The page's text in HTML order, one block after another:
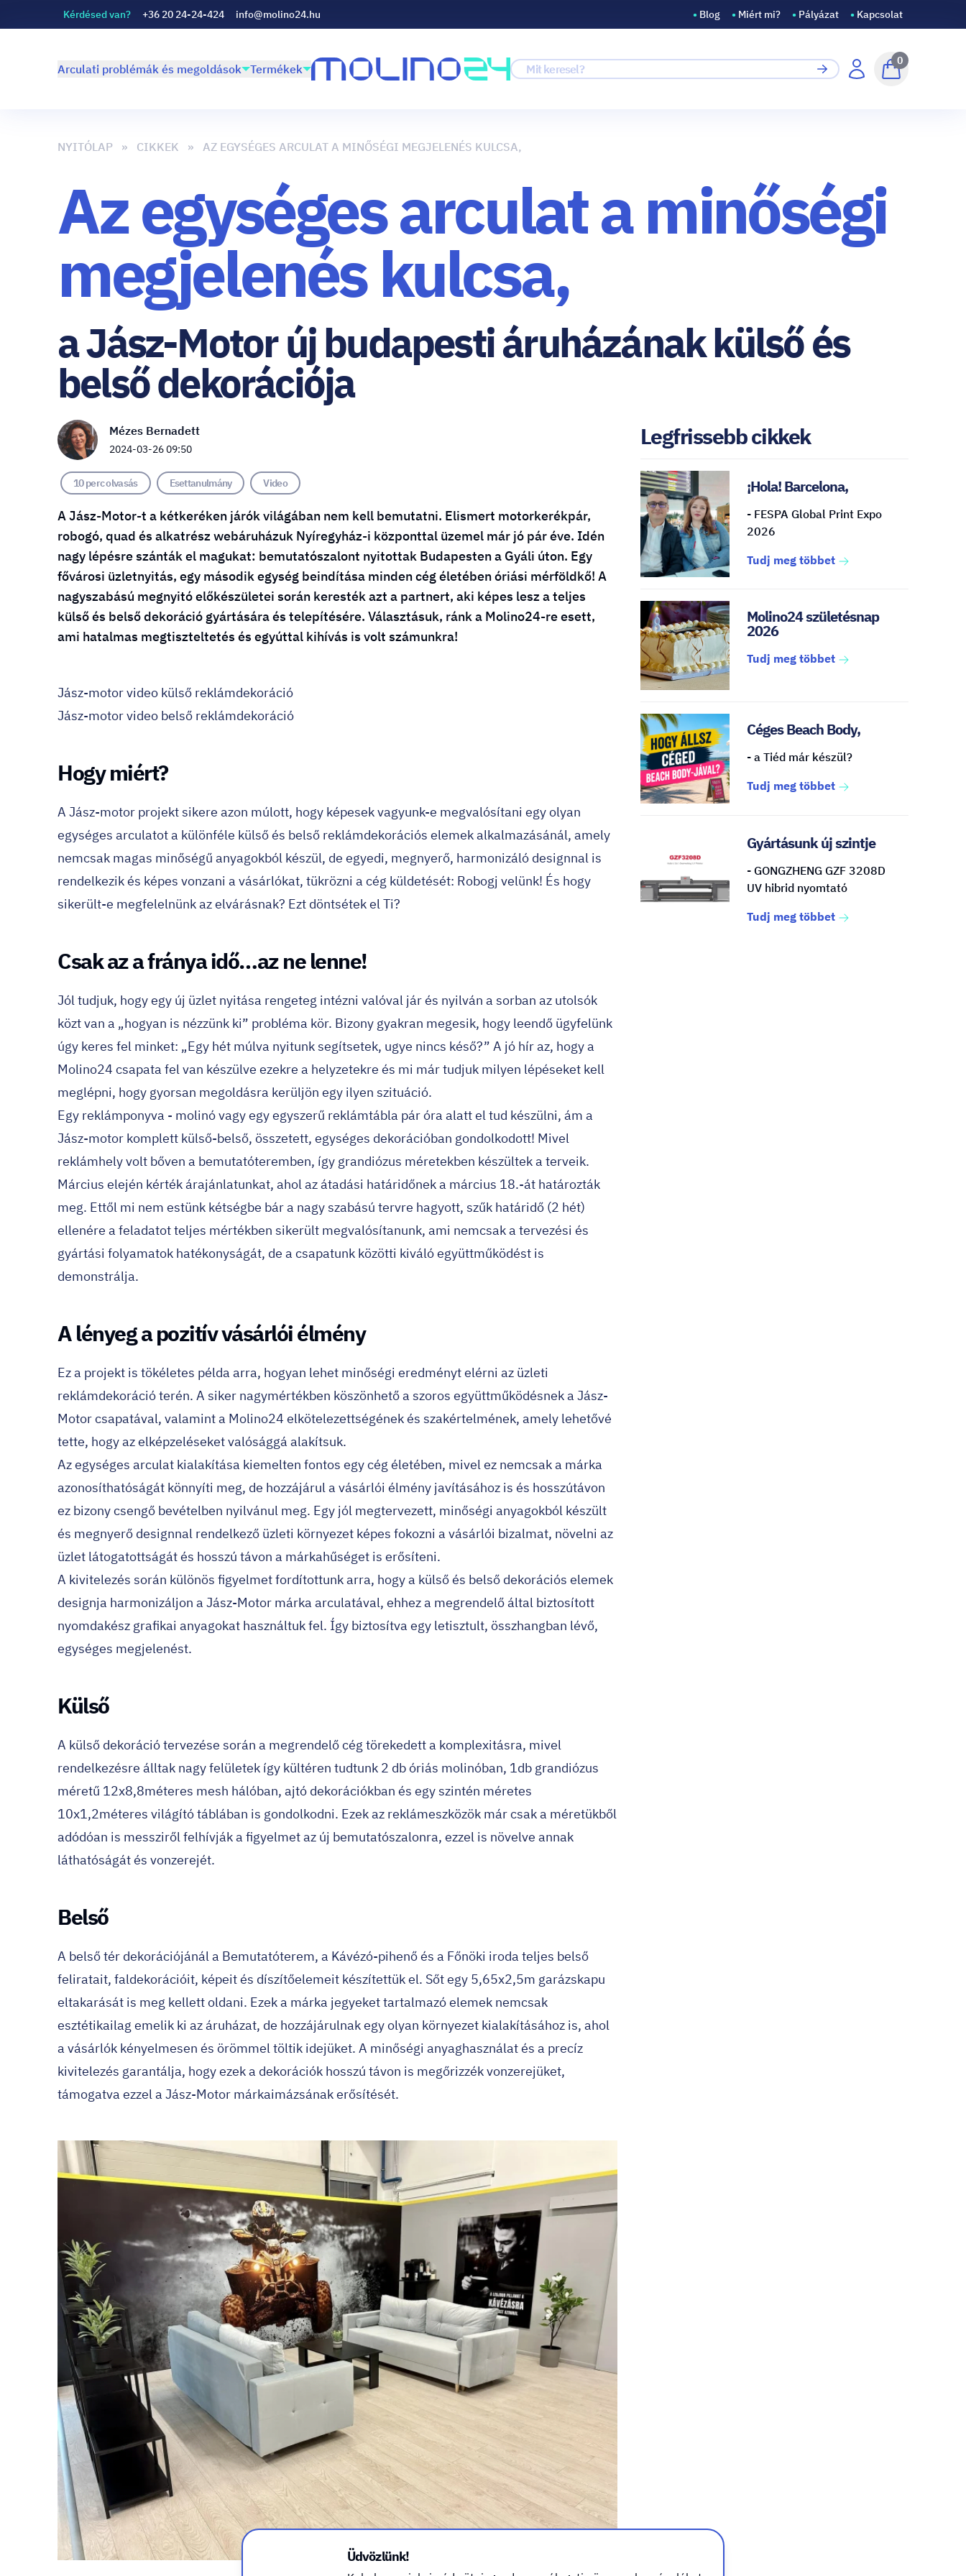
Kérdésed van? +36 20 24-24-424 info@molino24.hu • Blog • Miért mi? • Pályázat • Kapcsolat
Arculati problémák és megoldások Termékek
0
NYITÓLAP CIKKEK AZ EGYSÉGES ARCULAT A MINŐSÉGI MEGJELENÉS KULCSA,
Az egységes arculat a minőségi
megjelenés kulcsa,
a Jász-Motor új budapesti áruházának külső és
belső dekorációja
Mézes Bernadett
2024-03-26 09:50
10 perc olvasás Esettanulmány Video
A Jász-Motor-t a kétkeréken járók világában nem kell bemutatni. Elismert motorkerékpár,
robogó, quad és alkatrész webáruházuk Nyíregyház-i központtal üzemel már jó pár éve. Idén
nagy lépésre szánták el magukat: bemutatószalont nyitottak Budapesten a Gyáli úton. Egy
fővárosi üzletnyitás, egy második egység beindítása minden cég életében óriási mérföldkő! A
nagyszabású megnyitó előkészületei során keresték azt a partnert, aki képes lesz a teljes
külső és belső dekoráció gyártására és telepítésére. Választásuk, ránk a Molino24-re esett,
ami hatalmas megtiszteltetés és egyúttal kihívás is volt számunkra!
Jász-motor video külső reklámdekoráció
Jász-motor video belső reklámdekoráció
Hogy miért?
A Jász-motor projekt sikere azon múlott, hogy képesek vagyunk-e megvalósítani egy olyan
egységes arculatot a különféle külső és belső reklámdekorációs elemek alkalmazásánál, amely
nemcsak magas minőségű anyagokból készül, de egyedi, megnyerő, harmonizáló designnal is
rendelkezik és képes vonzani a vásárlókat, tükrözni a cég küldetését: Robogj velünk! És hogy
sikerült-e megfelelnünk az elvárásnak? Ezt döntsétek el Ti?
Csak az a fránya idő…az ne lenne!
Jól tudjuk, hogy egy új üzlet nyitása rengeteg intézni valóval jár és nyilván a sorban az utolsók
közt van a „hogyan is nézzünk ki” probléma kör. Bizony gyakran megesik, hogy leendő ügyfelünk
úgy keres fel minket: „Egy hét múlva nyitunk segítsetek, ugye nincs késő?” A jó hír az, hogy a
Molino24 csapata fel van készülve ezekre a helyzetekre és mi már tudjuk milyen lépéseket kell
meglépni, hogy gyorsan megoldásra kerüljön egy ilyen szituáció.
Egy reklámponyva - molinóvagy egy egyszerű reklámtábla pár óra alatt el tud készülni, ám a
Jász-motor komplett külső-belső, összetett, egységes dekorációban gondolkodott! Mivel
reklámhely volt bőven a bemutatóteremben, így grandiózus méretekben készültek a terveik.
Március elején kérték árajánlatunkat, ahol az átadási határidőnek a március 18.-át határozták
meg. Ettől mi nem estünk kétségbe bár a nagy szabású tervre hagyott, szűk határidő (2 hét)
ellenére a feladatot teljes mértékben sikerült megvalósítanunk, ami nemcsak a tervezési és
gyártási folyamatok hatékonyságát, de a csapatunk közötti kiváló együttműködést is
demonstrálja.
A lényeg a pozitív vásárlói élmény
Ez a projekt is tökéletes példa arra, hogyan lehet minőségi eredményt elérni az üzleti
reklámdekoráció terén. A siker nagymértékben köszönhető a szoros együttműködésnek a Jász-
Motor csapatával, valamint a Molino24 elkötelezettségének és szakértelmének, amely lehetővé
tette, hogy az elképzeléseket valósággá alakítsuk.
Az egységes arculat kialakítása kiemelten fontos egy cég életében, mivel ez nemcsak a márka
azonosíthatóságát könnyíti meg, de hozzájárul a vásárlói élmény javításához is és hosszútávon
ez bizony csengő bevételben nyilvánul meg. Egy jól megtervezett, minőségi anyagokból készült
és megnyerő designnal rendelkező üzleti környezet képes fokozni a vásárlói bizalmat, növelni az
üzlet látogatottságát és hosszú távon a márkahűséget is erősíteni.
A kivitelezés során különös figyelmet fordítottunk arra, hogy a külső és belső dekorációs elemek
designja harmonizáljon a Jász-Motor márka arculatával, ehhez a megrendelő által biztosított
nyomdakész grafikai anyagokat használtuk fel. Így biztosítva egy letisztult, összhangban lévő,
egységes megjelenést.
Külső
A külső dekorációtervezése során a megrendelő cég törekedett a komplexitásra, mivel
rendelkezésre álltak nagy felületek így kültéren tudtunk 2 db óriás molinóban, 1db grandiózus
méretű 12x8,8méteres mesh hálóban, ajtó dekorációkban és egy szintén méretes
10x1,2méteres világító táblában is gondolkodni. Ezek az reklámeszközök már csak a méretükből
adódóan is messziről felhívják a figyelmet az új bemutatószalonra, ezzel is növelve annak
láthatóságát és vonzerejét.
Belső
A belső tér dekorációjánála Bemutatóterem, a Kávézó-pihenő és a Főnöki iroda teljes belső
feliratait, faldekorációit, képeit és díszítőelemeit készítettük el. Sőt egy 5,65x2,5m garázskapu
eltakarását is meg kellett oldani. Ezek a márka jegyeket tartalmazó elemek nemcsak
esztétikailag emelik ki az áruházat, de hozzájárulnak egy olyan környezet kialakításához is, ahol
a vásárlók kényelmesen és örömmel töltik idejüket. A minőségi anyaghasználat és a precíz
kivitelezés garantálja, hogy ezek a dekorációk hosszú távon is megőrizzék vonzerejüket,
támogatva ezzel a Jász-Motor márkaimázsának erősítését.
Legfrissebb cikkek
¡Hola! Barcelona,
- FESPA Global Print Expo
2026
Tudj meg többet
Molino24 születésnap
2026
Tudj meg többet
Céges Beach Body,
- a Tiéd már készül?
Tudj meg többet
Gyártásunk új szintje
- GONGZHENG GZF 3208D
UV hibrid nyomtató
Tudj meg többet
Üdvözlünk!